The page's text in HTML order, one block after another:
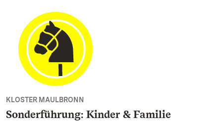
KLOSTER MAULBRONN
Sonderführung: Kinder & Familie